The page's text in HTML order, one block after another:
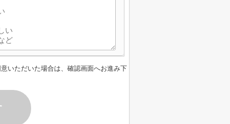
いただいた場合は、確認画面へお進み下